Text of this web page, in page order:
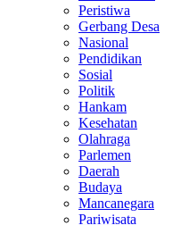
Peristiwa
Gerbang Desa
Nasional
Pendidikan
Sosial
Politik
Hankam
Kesehatan
Olahraga
Parlemen
Daerah
Budaya
Mancanegara
Pariwisata